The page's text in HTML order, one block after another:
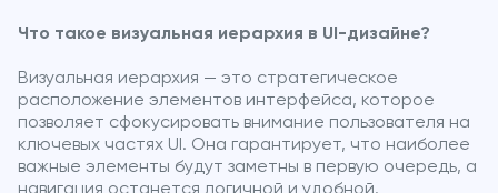
Что такое визуальная иерархия в UI-дизайне?
Визуальная иерархия — это стратегическое
расположение элементов интерфейса, которое
позволяет сфокусировать внимание пользователя на
ключевых частях UI. Она гарантирует, что наиболее
важные элементы будут заметны в первую очередь, а